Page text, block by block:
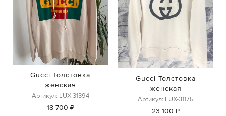
Gucci Толстовка
женская
Артикул: LUX-31394
18 700 ₽
Gucci Толстовка
женская
Артикул: LUX-31175
23 100 ₽